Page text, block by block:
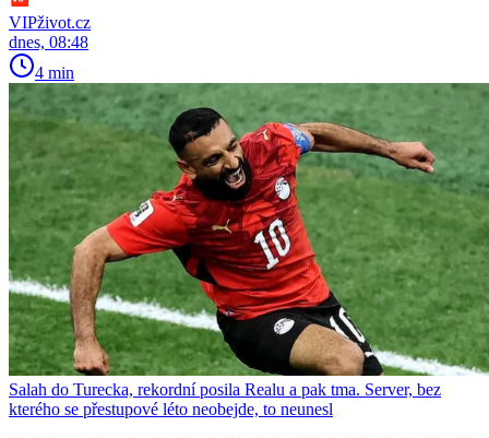
VIPživot.cz
dnes, 08:48
4 min
Salah do Turecka, rekordní posila Realu a pak tma. Server, bez
kterého se přestupové léto neobejde, to neunesl